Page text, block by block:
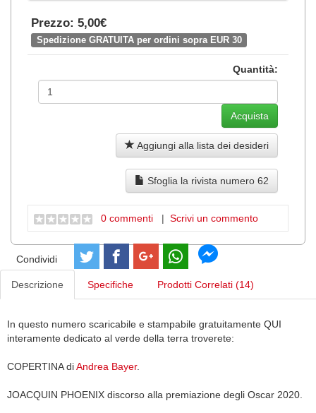
Prezzo: 5,00€
Spedizione GRATUITA per ordini sopra EUR 30
Quantità:
Aggiungi alla lista dei desideri
Sfoglia la rivista numero 62
0 commenti | Scrivi un commento
Condividi
Descrizione Specifiche Prodotti Correlati (14)
In questo numero scaricabile e stampabile gratuitamente QUI
interamente dedicato al verde della terra troverete:
COPERTINA diAndrea Bayer.
JOACQUIN PHOENIX discorso alla premiazione degli Oscar 2020.